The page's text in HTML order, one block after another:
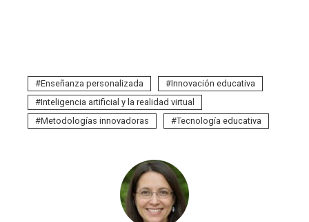
Enseñanza personalizada
Innovación educativa
Inteligencia artificial y la realidad virtual
Metodologías innovadoras
Tecnología educativa